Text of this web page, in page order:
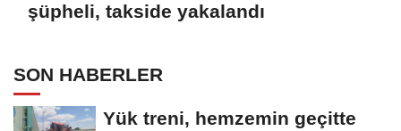
şüpheli, takside yakalandı
SON HABERLER
Yük treni, hemzemin geçitte